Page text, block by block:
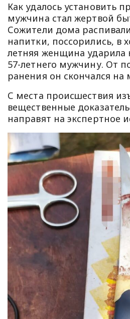
Как удалось установить
мужчина стал жертвой
Сожители дома
напитки, поссорились, в
летняя женщина
57-летнего мужчину. От
ранения он скончался на
С места происшествия
вещественные
направят на экспертное